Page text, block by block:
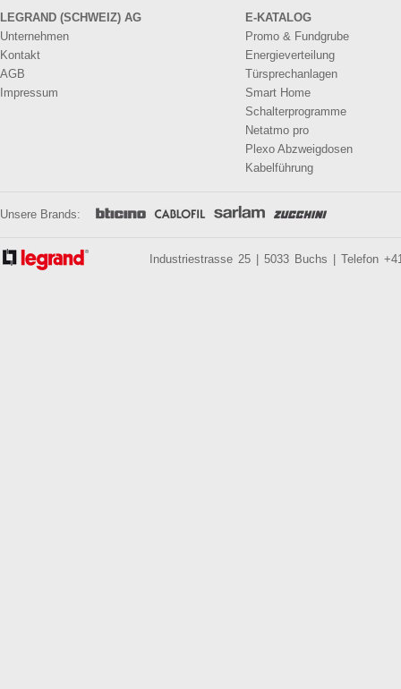
LEGRAND (SCHWEIZ) AG
Unternehmen
Kontakt
AGB
Impressum
E-KATALOG
Promo & Fundgrube
Energieverteilung
Türsprechanlagen
Smart Home
Schalterprogramme
Netatmo pro
Plexo Abzweigdosen
Kabelführung
Unsere Brands:
Industriestrasse 25 | 5033 Buchs | Telefon